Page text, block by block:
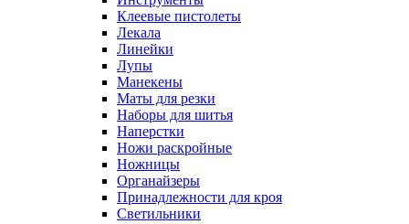
Клеевые пистолеты
Лекала
Линейки
Лупы
Манекены
Маты для резки
Наборы для шитья
Наперстки
Ножи раскройные
Ножницы
Органайзеры
Принадлежности для кроя
Светильники